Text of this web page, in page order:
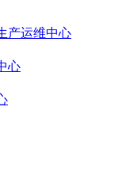
产运维中心
心